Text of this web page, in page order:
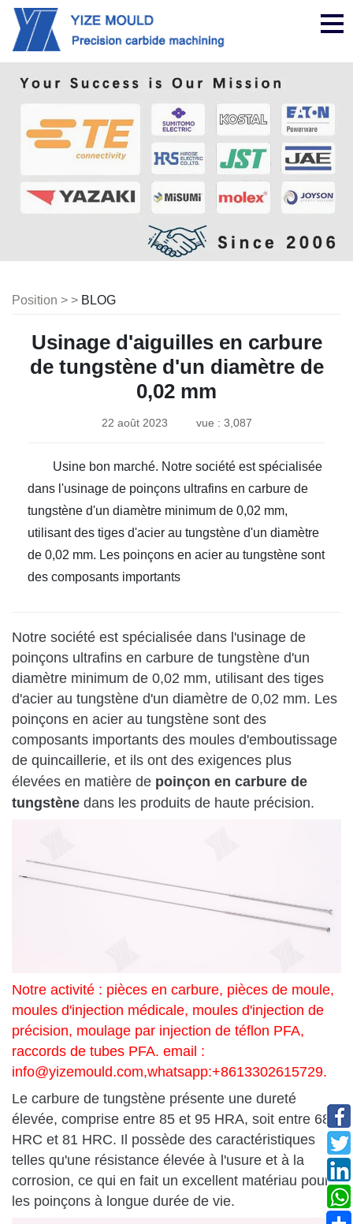
Position > > BLOG
Usinage d'aiguilles en carbure
de tungstène d'un diamètre de
0,02 mm
22 août 2023 vue : 3,087
Usine bon marché. Notre société est spécialisée
dans l'usinage de poinçons ultrafins en carbure de
tungstène d'un diamètre minimum de 0,02 mm,
utilisant des tiges d'acier au tungstène d'un diamètre
de 0,02 mm. Les poinçons en acier au tungstène sont
des composants importants
Notre société est spécialisée dans l'usinage de
poinçons ultrafins en carbure de tungstène d'un
diamètre minimum de 0,02 mm, utilisant des tiges
d'acier au tungstène d'un diamètre de 0,02 mm. Les
poinçons en acier au tungstène sont des
composants importants des moules d'emboutissage
de quincaillerie, et ils ont des exigences plus
élevées en matière de poinçon en carbure de
tungstène dans les produits de haute précision.
Notre activité : pièces en carbure, pièces de moule,
moules d'injection médicale, moules d'injection de
précision, moulage par injection de téflon PFA,
raccords de tubes PFA. email :
info@yizemould.com,whatsapp:+8613302615729.
Le carbure de tungstène présente une dureté
élevée, comprise entre 85 et 95 HRA, soit entre 68
HRC et 81 HRC. Il possède des caractéristiques
telles qu'une résistance élevée à l'usure et à la
corrosion, ce qui en fait un excellent matériau pour
les poinçons à longue durée de vie.